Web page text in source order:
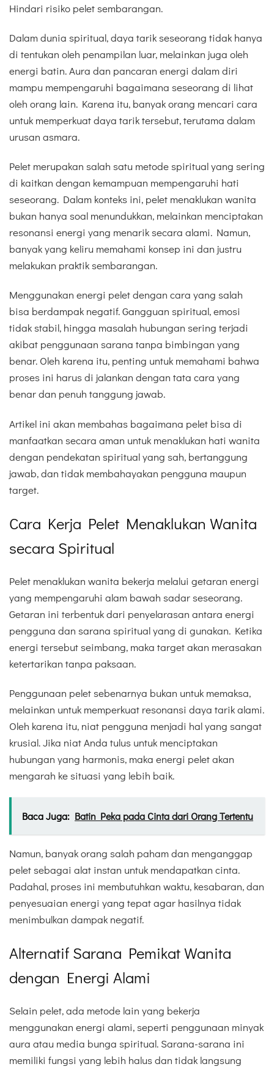
Hindari risiko pelet sembarangan.
Dalam dunia spiritual, daya tarik seseorang tidak hanya
di tentukan oleh penampilan luar, melainkan juga oleh
energi batin. Aura dan pancaran energi dalam diri
mampu mempengaruhi bagaimana seseorang di lihat
oleh orang lain. Karena itu, banyak orang mencari cara
untuk memperkuat daya tarik tersebut, terutama dalam
urusan asmara.
Pelet merupakan salah satu metode spiritual yang sering
di kaitkan dengan kemampuan mempengaruhi hati
seseorang. Dalam konteks ini, pelet menaklukan wanita
bukan hanya soal menundukkan, melainkan menciptakan
resonansi energi yang menarik secara alami. Namun,
banyak yang keliru memahami konsep ini dan justru
melakukan praktik sembarangan.
Menggunakan energi pelet dengan cara yang salah
bisa berdampak negatif. Gangguan spiritual, emosi
tidak stabil, hingga masalah hubungan sering terjadi
akibat penggunaan sarana tanpa bimbingan yang
benar. Oleh karena itu, penting untuk memahami bahwa
proses ini harus di jalankan dengan tata cara yang
benar dan penuh tanggung jawab.
Artikel ini akan membahas bagaimana pelet bisa di
manfaatkan secara aman untuk menaklukan hati wanita
dengan pendekatan spiritual yang sah, bertanggung
jawab, dan tidak membahayakan pengguna maupun
target.
Cara Kerja Pelet Menaklukan Wanita
secara Spiritual
Pelet menaklukan wanita bekerja melalui getaran energi
yang mempengaruhi alam bawah sadar seseorang.
Getaran ini terbentuk dari penyelarasan antara energi
pengguna dan sarana spiritual yang di gunakan. Ketika
energi tersebut seimbang, maka target akan merasakan
ketertarikan tanpa paksaan.
Penggunaan pelet sebenarnya bukan untuk memaksa,
melainkan untuk memperkuat resonansi daya tarik alami.
Oleh karena itu, niat pengguna menjadi hal yang sangat
krusial. Jika niat Anda tulus untuk menciptakan
hubungan yang harmonis, maka energi pelet akan
mengarah ke situasi yang lebih baik.
Baca Juga: Batin Peka pada Cinta dari Orang Tertentu
Namun, banyak orang salah paham dan menganggap
pelet sebagai alat instan untuk mendapatkan cinta.
Padahal, proses ini membutuhkan waktu, kesabaran, dan
penyesuaian energi yang tepat agar hasilnya tidak
menimbulkan dampak negatif.
Alternatif Sarana Pemikat Wanita
dengan Energi Alami
Selain pelet, ada metode lain yang bekerja
menggunakan energi alami, seperti penggunaan minyak
aura atau media bunga spiritual. Sarana-sarana ini
memiliki fungsi yang lebih halus dan tidak langsung